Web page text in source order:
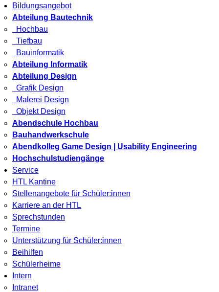
Bildungsangebot
Abteilung Bautechnik
Hochbau
Tiefbau
Bauinformatik
Abteilung Informatik
Abteilung Design
Grafik Design
Malerei Design
Objekt Design
Abendschule Hochbau
Bauhandwerkschule
Abendkolleg Game Design | Usability Engineering
Hochschulstudiengänge
Service
HTL Kantine
Stellenangebote für Schüler:innen
Karriere an der HTL
Sprechstunden
Termine
Unterstützung für Schüler:innen
Beihilfen
Schülerheime
Intern
Intranet